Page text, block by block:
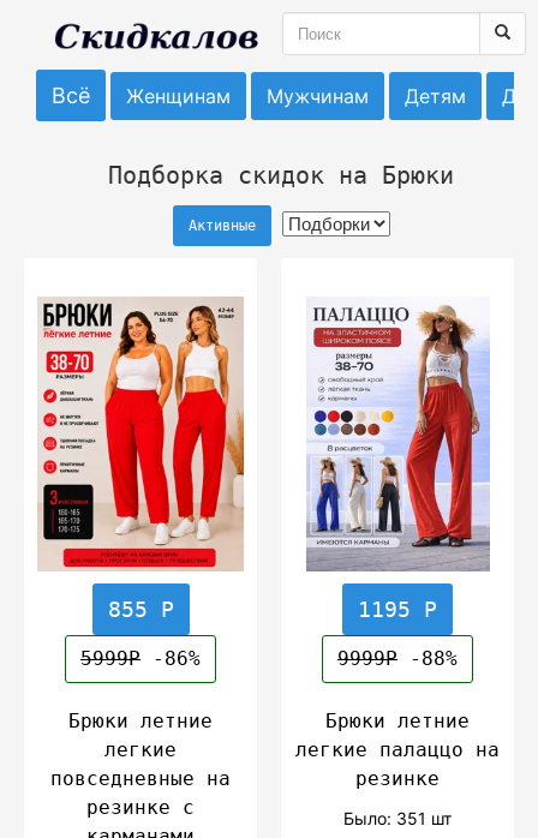
Всё Женщинам Мужчинам Детям
Подборка скидок на Брюки
Активные
855 Р
5999Р -86%
Брюки летние
легкие
повседневные на
резинке с
1195 Р
9999Р -88%
Брюки летние
легкие палаццо на
резинке
Было: 351 шт